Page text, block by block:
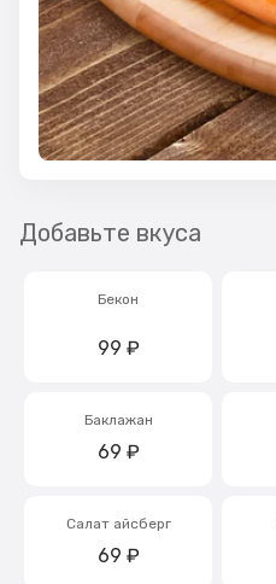
Добавьте вкуса
Бекон
99 ₽
Баклажан
69 ₽
Салат айсберг
69 ₽